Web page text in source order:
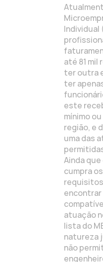
Individual
até 81 mil
ter outra
ter
este
mínimo
região, e
uma das
Ainda
cumpra
encontrar
atuação
lista do
natureza
não